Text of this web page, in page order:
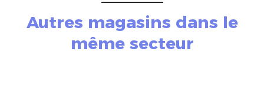
Autres magasins dans le
même secteur